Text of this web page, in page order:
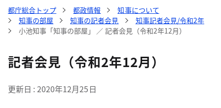
都庁総合トップ 都政情報
知事について
知事の部屋
知事の記者会見
知事記者会見/令和2年
小池知事「知事の部屋」 ／ 記者会見（令和2年12月）
記者会見（令和2年12月）
更新日 2020年12月25日